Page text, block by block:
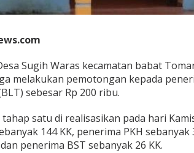
Sugih Waras kecamatan babat
melakukan pemotongan kepada
sebesar Rp 200 ribu.
satu di realisasikan pada hari
144 KK, penerima PKH sebanyak
penerima BST sebanyak 26 KK.